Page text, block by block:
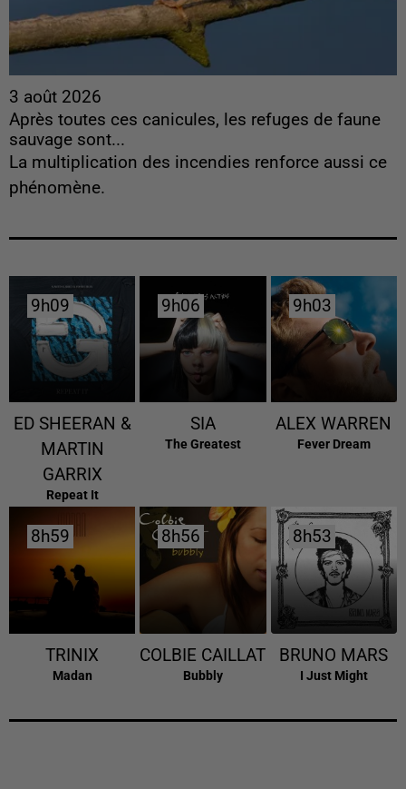
3 août 2026
Après toutes ces canicules, les refuges de faune
sauvage sont...
La multiplication des incendies renforce aussi ce
phénomène.
9h09
9h09
ED SHEERAN &
MARTIN
GARRIX
Repeat It
9h06
9h06
SIA
The Greatest
9h03
9h03
ALEX WARREN
Fever Dream
8h59
8h59
TRINIX
Madan
8h56
8h56
COLBIE CAILLAT
Bubbly
8h53
8h53
BRUNO MARS
I Just Might